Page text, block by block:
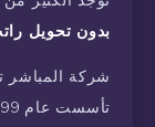
بدون تحويل
شركة